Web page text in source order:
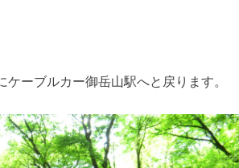
ーブルカー御岳山駅へと戻ります。